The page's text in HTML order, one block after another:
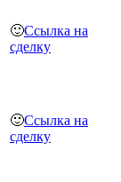
🙂Ссылка на
сделку
🙂Ссылка на
сделку